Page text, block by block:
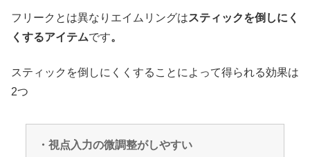
フリークとは異なりエイムリングはスティックを倒しにく
くするアイテムです。
スティックを倒しにくくすることによって得られる効果は
2つ
・視点入力の微調整がしやすい